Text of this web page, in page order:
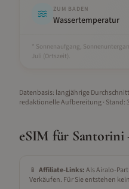
ZUM BADEN
Wassertemperatur
* Sonnenaufgang,
Juli (Ortszeit).
Datenbasis: langjährige
redaktionelle Aufbereitung· Stand:
eSIM für Santorini
📱 Affiliate-Links:Als Airalo-
Verkäufen. Für Sie entstehen